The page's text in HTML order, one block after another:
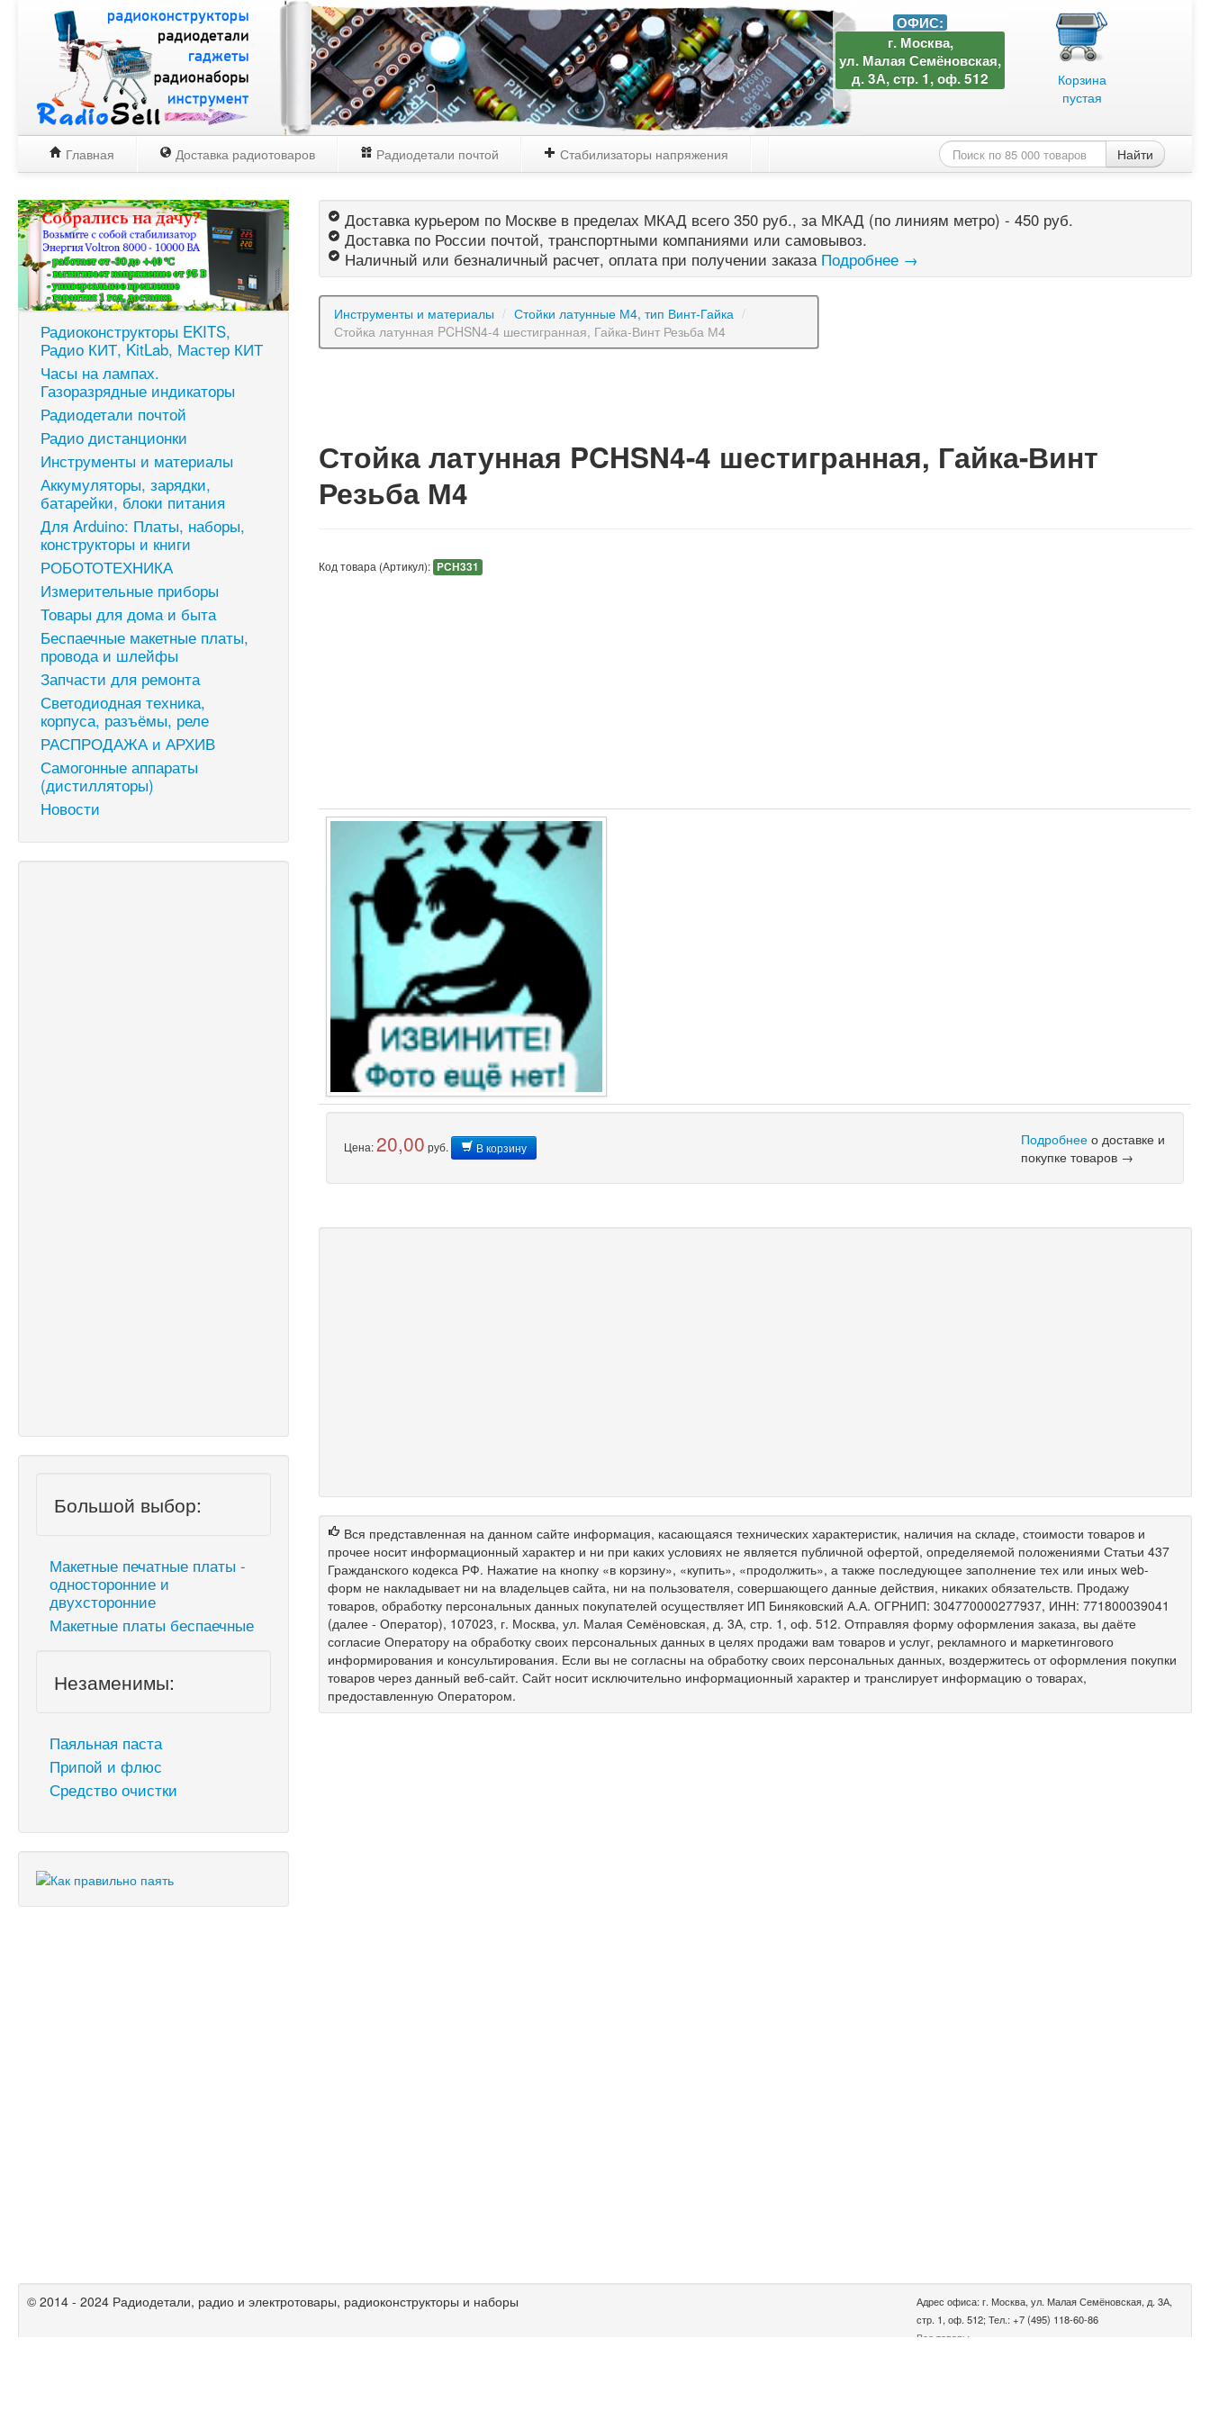
Корзина
пустая
ОФИС:
г. Москва,
ул. Малая Семёновская,
д. 3А, стр. 1, оф. 512
Главная Доставка радиотоваров Радиодетали почтой Стабилизаторы напряжения Найти
Радиоконструкторы EKITS,
Радио КИТ, KitLab, Мастер КИТ
Часы на лампах.
Газоразрядные индикаторы
Радиодетали почтой
Радио дистанционки
Инструменты и материалы
Аккумуляторы, зарядки,
батарейки, блоки питания
Для Arduino: Платы, наборы,
конструкторы и книги
РОБОТОТЕХНИКА
Измерительные приборы
Товары для дома и быта
Беспаечные макетные платы,
провода и шлейфы
Запчасти для ремонта
Светодиодная техника,
корпуса, разъёмы, реле
РАСПРОДАЖА и АРХИВ
Самогонные аппараты
(дистилляторы)
Новости
Большой выбор:
Макетные печатные платы -
односторонние и
двухсторонние
Макетные платы беспаечные
Незаменимы:
Паяльная паста
Припой и флюс
Средство очистки
Доставка курьером по Москве в пределах МКАД всего 350 руб., за МКАД (по линиям метро) - 450 руб.
Доставка по России почтой, транспортными компаниями или самовывоз.
Наличный или безналичный расчет, оплата при получении заказа Подробнее →
Инструменты и материалы / Стойки латунные М4, тип Винт-Гайка /
Стойка латунная PCHSN4-4 шестигранная, Гайка-Винт Резьба М4
Стойка латунная PCHSN4-4 шестигранная, Гайка-Винт
Резьба М4
Код товара (Артикул): PCH331
Цена:20,00 руб. В корзину Подробнее о доставке и
покупке товаров →
Вся представленная на данном сайте информация, касающаяся технических характеристик, наличия на складе, стоимости товаров и
прочее носит информационный характер и ни при каких условиях не является публичной офертой, определяемой положениями Статьи 437
Гражданского кодекса РФ. Нажатие на кнопку «в корзину», «купить», «продолжить», а также последующее заполнение тех или иных web-
форм не накладывает ни на владельцев сайта, ни на пользователя, совершающего данные действия, никаких обязательств. Продажу
товаров, обработку персональных данных покупателей осуществляет ИП Биняковский А.А. ОГРНИП: 304770000277937, ИНН: 771800039041
(далее - Оператор), 107023, г. Москва, ул. Малая Семёновская, д. 3А, стр. 1, оф. 512. Отправляя форму оформления заказа, вы даёте
согласие Оператору на обработку своих персональных данных в целях продажи вам товаров и услуг, рекламного и маркетингового
информирования и консультирования. Если вы не согласны на обработку своих персональных данных, воздержитесь от оформления покупки
товаров через данный веб-сайт. Сайт носит исключительно информационный характер и транслирует информацию о товарах,
предоставленную Оператором.
© 2014 - 2024 Радиодетали, радио и электротовары, радиоконструкторы и наборы
Адрес офиса: г. Москва, ул. Малая Семёновская, д. 3А,
стр. 1, оф. 512; Тел.: +7 (495) 118-60-86
Все товары